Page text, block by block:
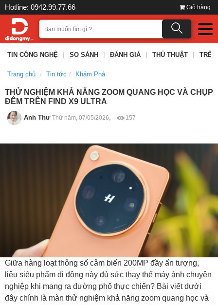
Hotline: 0942.99.77.66 Giỏ hàng
TIN CÔNG NGHỆ SO SÁNH ĐÁNH GIÁ THỦ THUẬT TRÊN
Trang chủ Tin tức Khám Phá
THỬ NGHIỆM KHẢ NĂNG ZOOM QUANG HỌC VÀ CHỤP
ĐÊM TRÊN FIND X9 ULTRA
Anh Thư Thứ năm, 07/05/2026, 157
Giữa hàng loạt thông số cảm biến 200MP đầy ấn tượng,
liệu siêu phẩm di động này đủ sức thay thế máy ảnh chuyên
nghiệp khi mang ra đường phố thực chiến? Bài viết dưới
đây chính là màn thử nghiệm khả năng zoom quang học và